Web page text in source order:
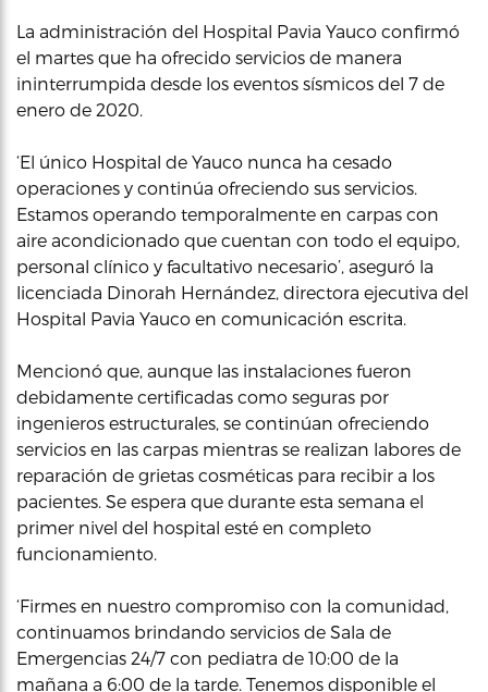
La administración del Hospital Pavia Yauco confirmó
el martes que ha ofrecido servicios de manera
ininterrumpida desde los eventos sísmicos del 7 de
enero de 2020.
‘El único Hospital de Yauco nunca ha cesado
operaciones y continúa ofreciendo sus servicios.
Estamos operando temporalmente en carpas con
aire acondicionado que cuentan con todo el equipo,
personal clínico y facultativo necesario’, aseguró la
licenciada Dinorah Hernández, directora ejecutiva del
Hospital Pavia Yauco en comunicación escrita.
Mencionó que, aunque las instalaciones fueron
debidamente certificadas como seguras por
ingenieros estructurales, se continúan ofreciendo
servicios en las carpas mientras se realizan labores de
reparación de grietas cosméticas para recibir a los
pacientes. Se espera que durante esta semana el
primer nivel del hospital esté en completo
funcionamiento.
‘Firmes en nuestro compromiso con la comunidad,
continuamos brindando servicios de Sala de
Emergencias 24/7 con pediatra de 10:00 de la
mañana a 6:00 de la tarde. Tenemos disponible el